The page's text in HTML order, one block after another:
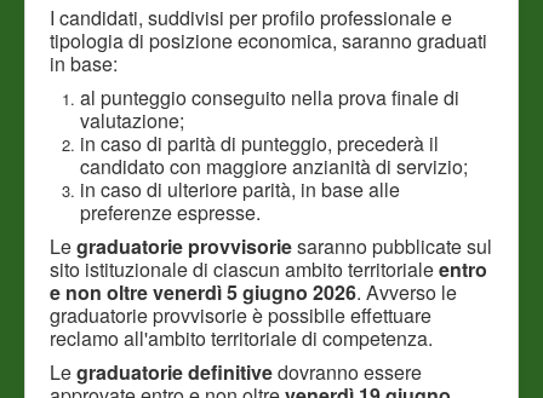
I candidati, suddivisi per profilo professionale e
tipologia di posizione economica, saranno graduati
in base:
al punteggio conseguito nella prova finale di
valutazione;
in caso di parità di punteggio, precederà il
candidato con maggiore anzianità di servizio;
in caso di ulteriore parità, in base alle
preferenze espresse.
Legraduatorie provvisoriesaranno pubblicate sul
sito istituzionale di ciascun ambito territorialeentro
e non oltre venerdì 5 giugno 2026. Avverso le
graduatorie provvisorie è possibile effettuare
reclamo all'ambito territoriale di competenza.
Legraduatorie definitivedovranno essere